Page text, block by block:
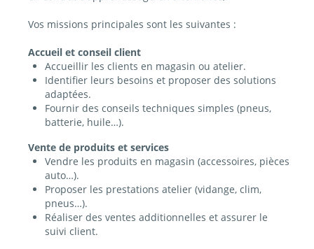
Vos missions principales sont les suivantes :
Accueil et conseil client
Accueillir les clients en magasin ou atelier.
Identifier leurs besoins et proposer des solutions
adaptées.
Fournir des conseils techniques simples (pneus,
batterie, huile…).
Vente de produits et services
Vendre les produits en magasin (accessoires, pièces
auto…).
Proposer les prestations atelier (vidange, clim,
pneus…).
Réaliser des ventes additionnelles et assurer le
suivi client.